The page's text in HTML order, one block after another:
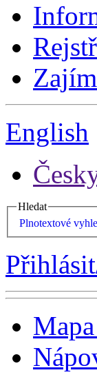
English
Hledat
Plnotextové